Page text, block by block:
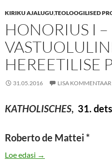
KIRIKU AJALUGU,TEOLOOGILISED
HONORIUS I –
HEREETILISE
31.05.2016 LISA KOMMENTAAR
KATHOLISCHES, 31.
Roberto de Mattei *
Loe edasi HONORIUS I –
→